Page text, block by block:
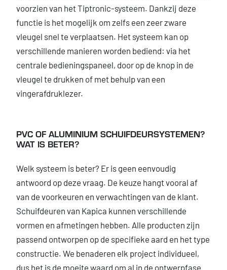
voorzien van het Tiptronic-systeem. Dankzij deze
functie is het mogelijk om zelfs een zeer zware
vleugel snel te verplaatsen. Het systeem kan op
verschillende manieren worden bediend: via het
centrale bedieningspaneel, door op de knop in de
vleugel te drukken of met behulp van een
vingerafdruklezer.
PVC OF ALUMINIUM SCHUIFDEURSYSTEMEN?
WAT IS BETER?
Welk systeem is beter? Er is geen eenvoudig
antwoord op deze vraag. De keuze hangt vooral af
van de voorkeuren en verwachtingen van de klant.
Schuifdeuren van Kapica kunnen verschillende
vormen en afmetingen hebben. Alle producten zijn
passend ontworpen op de specifieke aard en het type
constructie. We benaderen elk project individueel,
dus het is de moeite waard om al in de ontwerpfase